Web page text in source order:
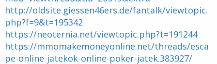
s
i
o
http://oldsite.giessen46ers.de/fantalk/viewtopic.
php?f=9&t=195342
https://neoternia.net/viewtopic.php?t=191244
https://mmomakemoneyonline.net/threads/esca
pe-online-jatekok-online-poker-jatek.383927/